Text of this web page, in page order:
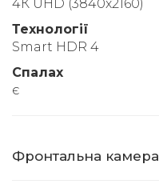
4К UHD (3840x2160)
Технології
Smart HDR 4
Спалах
є
Фронтальна камера